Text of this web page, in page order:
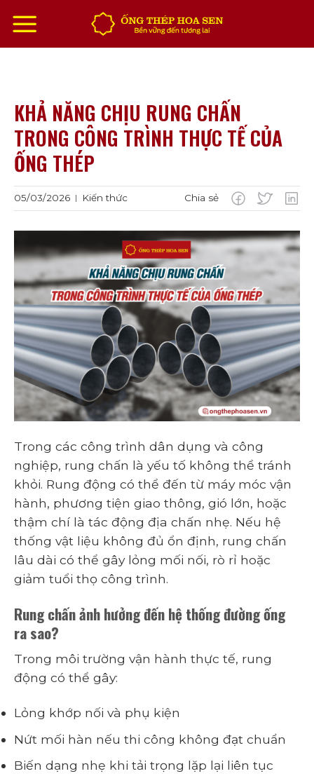
đến
nội
dung
KHẢ NĂNG CHỊU RUNG CHẤN
TRONG CÔNG TRÌNH THỰC TẾ CỦA
ỐNG THÉP
05/03/2026 | Kiến thức Chia sẻ
Trong các công trình dân dụng và công
nghiệp, rung chấn là yếu tố không thể tránh
khỏi. Rung động có thể đến từ máy móc vận
hành, phương tiện giao thông, gió lớn, hoặc
thậm chí là tác động địa chấn nhẹ. Nếu hệ
thống vật liệu không đủ ổn định, rung chấn
lâu dài có thể gây lỏng mối nối, rò rỉ hoặc
giảm tuổi thọ công trình.
Rung chấn ảnh hưởng đến hệ thống đường ống
ra sao?
Trong môi trường vận hành thực tế, rung
động có thể gây:
Lỏng khớp nối và phụ kiện
Nứt mối hàn nếu thi công không đạt chuẩn
Biến dạng nhẹ khi tải trọng lặp lại liên tục